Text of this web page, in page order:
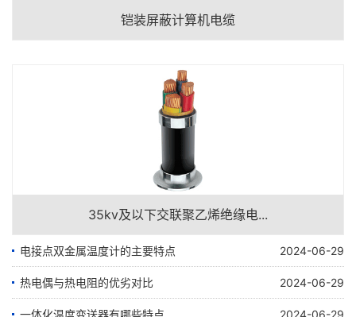
铠装屏蔽计算机电缆
35kv及以下交联聚乙烯绝缘电...
电接点双金属温度计的主要特点 2024-06-29
热电偶与热电阻的优劣对比 2024-06-29
一体化温度变送器有哪些特点 2024-06-29